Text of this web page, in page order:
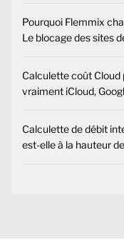
Pourquoi Flemmix
Le blocage des sites
Calculette coût
vraiment iCloud,
Calculette de débit
est-elle à la hauteur